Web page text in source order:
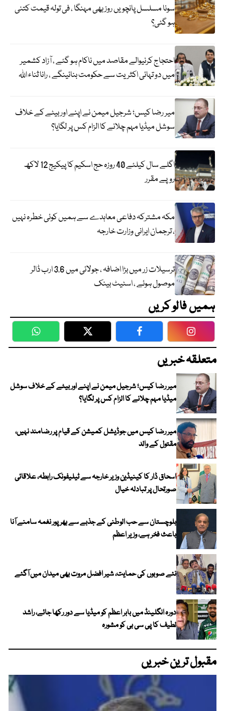
سونا مسلسل پانچویں روز بھی مہنگا ، فی تولہ قیمت کتنی
ہو گئی؟
احتجاج کرنیوالے مقاصد میں ناکام ہو گئے ، آزاد کشمیر
میں دو تہائی اکثریت سے حکومت بنائینگے ، رانا ثناء اللہ
میر رضا کیس؛ شرجیل میمن نے اپنے اور بیٹے کے خلاف
سوشل میڈیا مہم چلانے کا الزام کس پر لگایا؟
اگلے سال کیلئے 40 روزہ حج اسکیم کا پیکیج 12 لاکھ
روپے مقرر
مکہ مشترکہ دفاعی معاہدے سے ہمیں کوئی خطرہ نہیں
، ترجمان ایرانی وزارت خارجہ
ترسیلات زر میں بڑا اضافہ ، جولائی میں 3.6 ارب ڈالر
موصول ہوئے ، اسٹیٹ بینک
ہمیں فالو کریں
WhatsApp Twitter Facebook
متعلقہ خبریں
میر رضا کیس؛ شرجیل میمن نے اپنے اور بیٹے کے خلاف سوشل
میڈیا مہم چلانے کا الزام کس پر لگایا؟
میر رضا کیس میں جوڈیشل کمیشن کے قیام پر رضامند نہیں،
مقتول کے والد
اسحاق ڈار کا کینیڈین وزیر خارجہ سے ٹیلیفونک رابطہ، علاقائی
صورتحال پر تبادلہ خیال
بلوچستان سے حب الوطنی کے جذبے سے بھرپور نغمہ سامنے آنا
باعث فخر ہے، وزیر اعظم
نئے صوبوں کی حمایت، شیر افضل مروت بھی میدان میں آگئے
دورہ انگلینڈ میں بابر اعظم کو میڈیا سے دور رکھا جائے، راشد
لطیف کا پی سی بی کو مشورہ
مقبول ترین خبریں